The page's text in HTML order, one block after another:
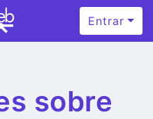
Entrar
sobre